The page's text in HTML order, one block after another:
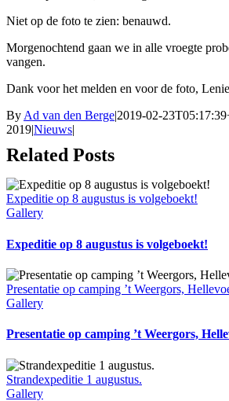
Niet op de foto te zien: benauwd.
Morgenochtend gaan we in alle vroegte
vangen.
Dank voor het melden en voor de foto,
ByAd van den Berge|2019-02-
2019|Nieuws|
Related Posts
Expeditie op 8 augustus is volgeboekt!
Gallery
Expeditie op 8 augustus is volgeboekt!
Presentatie op camping ’t Weergors,
Gallery
Presentatie op camping ’t Weergors,
Strandexpeditie 1 augustus.
Gallery